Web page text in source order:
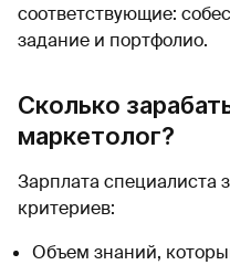
соответствующие:
задание и портфолио.
Сколько
маркетолог?
Зарплата специалиста
критериев:
Объем знаний,